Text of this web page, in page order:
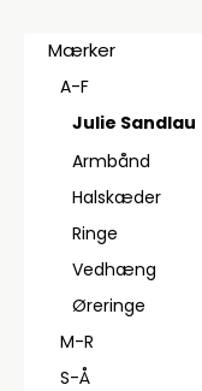
Mærker
A-F
Julie Sandlau
Armbånd
Halskæder
Ringe
Vedhæng
Øreringe
M-R
S-Å